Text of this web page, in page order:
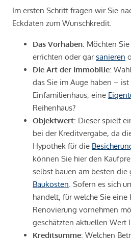
Im ersten Schritt fragen wir Sie
Eckdaten zum Wunschkredit.
Das Vorhaben: Möchten
errichten oder garsanieren
Die Art der Immobilie:
das Sie im Auge haben – ist
Einfamilienhaus, eine
Reihenhaus?
Objektwert: Dieser spielt
bei der Kreditvergabe, da
Hypothek für die
können Sie hier den
selbst bauen am besten die
Baukosten . Sofern es sich
handelt, für welche Sie
Renovierung vornehmen
geschätzten aktuellen Wert
Kreditsumme: Welchen